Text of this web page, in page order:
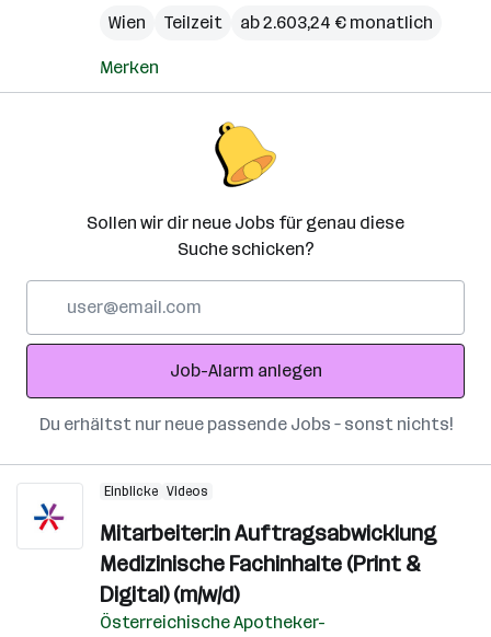
Wien
Teilzeit ab 2.603,24 € monatlich
Merken
Sollen wir dir neue Jobs für genau diese
Suche schicken?
Adresse
Job-Alarm anlegen
Du erhältst nur neue passende Jobs – sonst nichts!
Einblicke Videos
Mitarbeiter:in Auftragsabwicklung
Medizinische Fachinhalte (Print &
Digital) (m/w/d)
Österreichische Apotheker-